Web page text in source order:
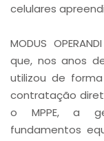
celulares
MODUS
que, nos anos
utilizou de
contratação
o MPPE, a
fundamentos